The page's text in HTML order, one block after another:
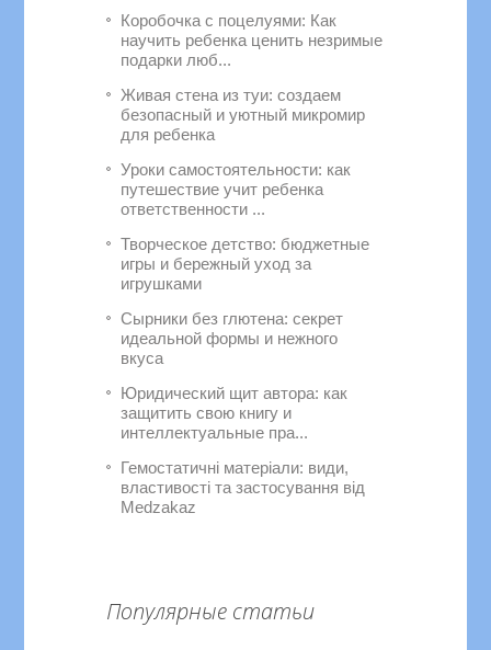
Коробочка с поцелуями: Как
научить ребенка ценить незримые
подарки люб...
Живая стена из туи: создаем
безопасный и уютный микромир
для ребенка
Уроки самостоятельности: как
путешествие учит ребенка
ответственности ...
Творческое детство: бюджетные
игры и бережный уход за
игрушками
Сырники без глютена: секрет
идеальной формы и нежного
вкуса
Юридический щит автора: как
защитить свою книгу и
интеллектуальные пра...
Гемостатичні матеріали: види,
властивості та застосування від
Medzakaz
Популярные статьи